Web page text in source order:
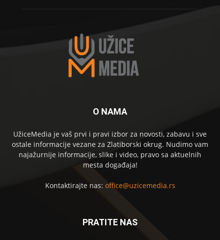
O NAMA
UžiceMedia je vaš prvi i pravi izbor za novosti, zabavu i sve
ostale informacije vezane za Zlatiborski okrug. Nudimo vam
najažurnije informacije, slike i video, pravo sa aktuelnih
mesta događaja!
Kontaktirajte nas: office@uzicemedia.rs
PRATITE NAS